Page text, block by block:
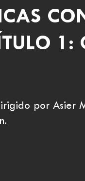
1:
por Asier